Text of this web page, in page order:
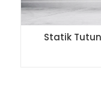
Statik